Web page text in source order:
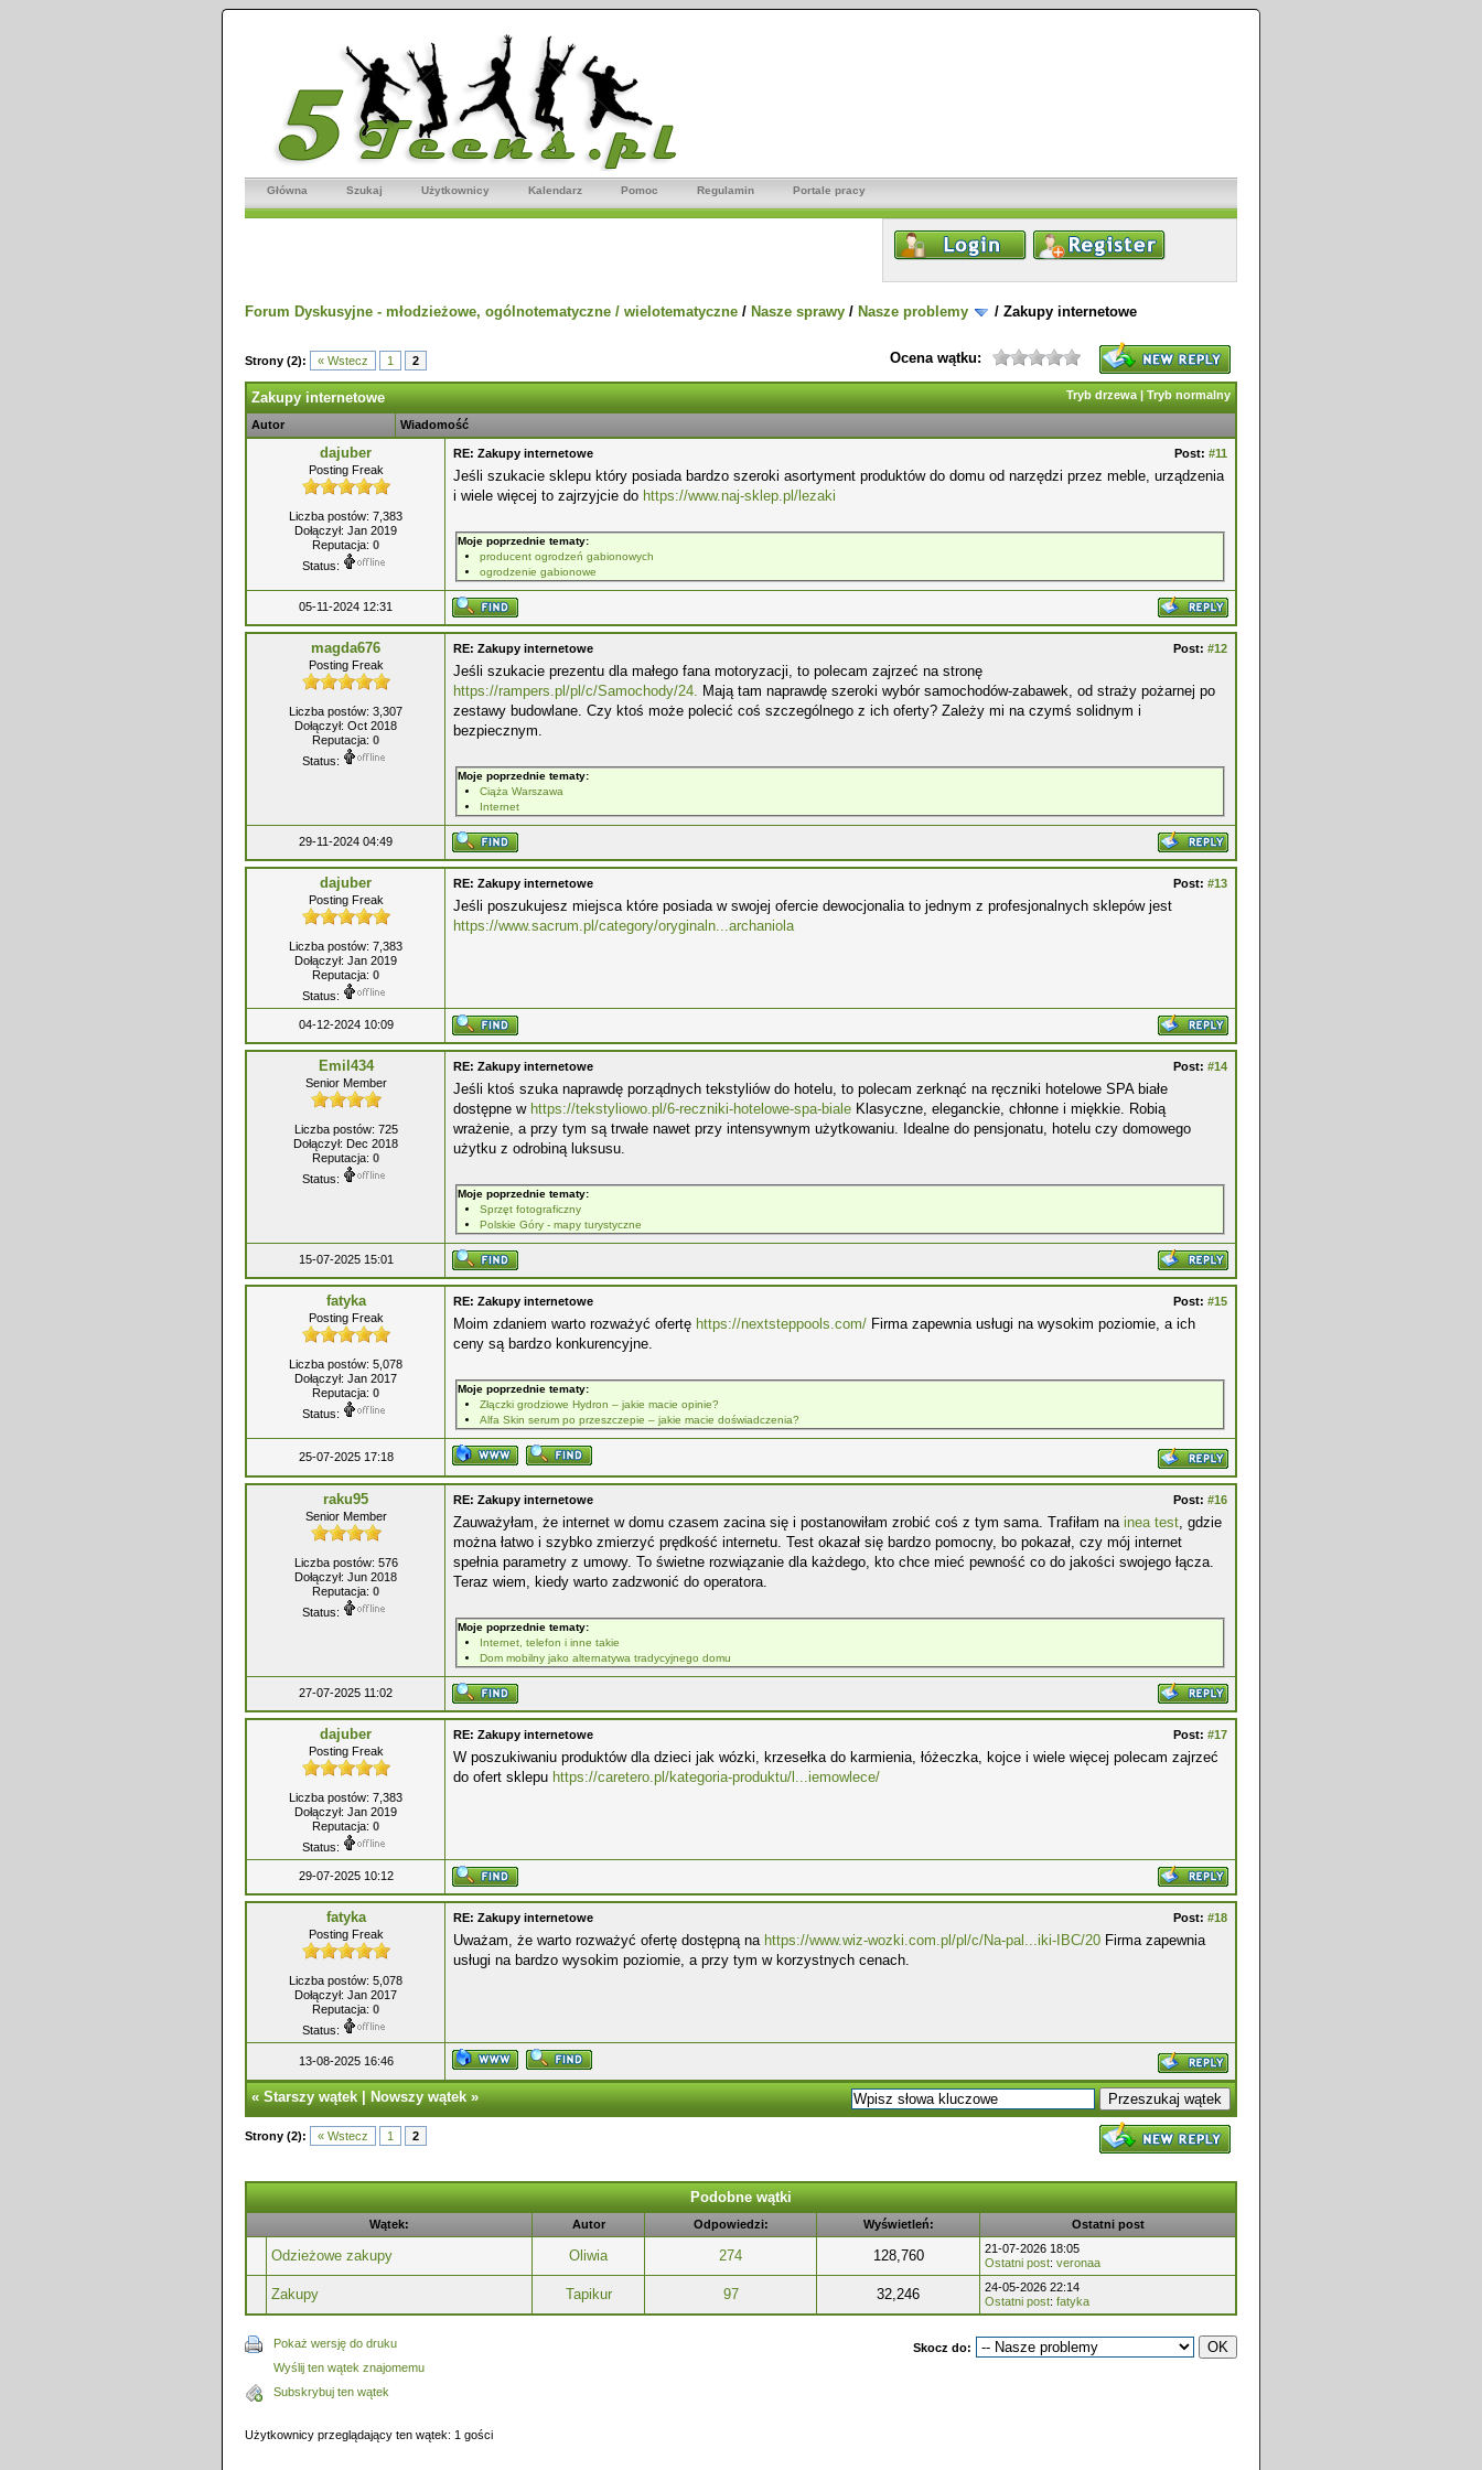
Główna Szukaj Użytkownicy Kalendarz Pomoc Regulamin Portale pracy
Forum Dyskusyjne - młodzieżowe, ogólnotematyczne / wielotematyczne / Nasze sprawy / Nasze problemy / Zakupy internetowe
Strony (2): « Wstecz 1 2 Ocena wątku:
Tryb drzewa | Tryb normalny
Zakupy internetowe
Autor Wiadomość
dajuber
Posting Freak
Liczba postów: 7,383
Dołączył: Jan 2019
Reputacja: 0
Status:
Post: #11
RE: Zakupy internetowe
Jeśli szukacie sklepu który posiada bardzo szeroki asortyment produktów do domu od narzędzi przez meble, urządzenia
i wiele więcej to zajrzyjcie do https://www.naj-sklep.pl/lezaki
Moje poprzednie tematy:
producent ogrodzeń gabionowych
ogrodzenie gabionowe
05-11-2024 12:31
magda676
Posting Freak
Liczba postów: 3,307
Dołączył: Oct 2018
Reputacja: 0
Status:
Post: #12
RE: Zakupy internetowe
Jeśli szukacie prezentu dla małego fana motoryzacji, to polecam zajrzeć na stronę
https://rampers.pl/pl/c/Samochody/24. Mają tam naprawdę szeroki wybór samochodów-zabawek, od straży pożarnej po
zestawy budowlane. Czy ktoś może polecić coś szczególnego z ich oferty? Zależy mi na czymś solidnym i
bezpiecznym.
Moje poprzednie tematy:
Ciąża Warszawa
Internet
29-11-2024 04:49
dajuber
Posting Freak
Liczba postów: 7,383
Dołączył: Jan 2019
Reputacja: 0
Status:
Post: #13
RE: Zakupy internetowe
Jeśli poszukujesz miejsca które posiada w swojej ofercie dewocjonalia to jednym z profesjonalnych sklepów jest
https://www.sacrum.pl/category/oryginaln...archaniola
04-12-2024 10:09
Emil434
Senior Member
Liczba postów: 725
Dołączył: Dec 2018
Reputacja: 0
Status:
Post: #14
RE: Zakupy internetowe
Jeśli ktoś szuka naprawdę porządnych tekstyliów do hotelu, to polecam zerknąć na ręczniki hotelowe SPA białe
dostępne w https://tekstyliowo.pl/6-reczniki-hotelowe-spa-biale Klasyczne, eleganckie, chłonne i miękkie. Robią
wrażenie, a przy tym są trwałe nawet przy intensywnym użytkowaniu. Idealne do pensjonatu, hotelu czy domowego
użytku z odrobiną luksusu.
Moje poprzednie tematy:
Sprzęt fotograficzny
Polskie Góry - mapy turystyczne
15-07-2025 15:01
fatyka
Posting Freak
Liczba postów: 5,078
Dołączył: Jan 2017
Reputacja: 0
Status:
Post: #15
RE: Zakupy internetowe
Moim zdaniem warto rozważyć ofertę https://nextsteppools.com/ Firma zapewnia usługi na wysokim poziomie, a ich
ceny są bardzo konkurencyjne.
Moje poprzednie tematy:
Złączki grodziowe Hydron – jakie macie opinie?
Alfa Skin serum po przeszczepie – jakie macie doświadczenia?
25-07-2025 17:18
raku95
Senior Member
Liczba postów: 576
Dołączył: Jun 2018
Reputacja: 0
Status:
Post: #16
RE: Zakupy internetowe
Zauważyłam, że internet w domu czasem zacina się i postanowiłam zrobić coś z tym sama. Trafiłam na inea test, gdzie
można łatwo i szybko zmierzyć prędkość internetu. Test okazał się bardzo pomocny, bo pokazał, czy mój internet
spełnia parametry z umowy. To świetne rozwiązanie dla każdego, kto chce mieć pewność co do jakości swojego łącza.
Teraz wiem, kiedy warto zadzwonić do operatora.
Moje poprzednie tematy:
Internet, telefon i inne takie
Dom mobilny jako alternatywa tradycyjnego domu
27-07-2025 11:02
dajuber
Posting Freak
Liczba postów: 7,383
Dołączył: Jan 2019
Reputacja: 0
Status:
Post: #17
RE: Zakupy internetowe
W poszukiwaniu produktów dla dzieci jak wózki, krzesełka do karmienia, łóżeczka, kojce i wiele więcej polecam zajrzeć
do ofert sklepu https://caretero.pl/kategoria-produktu/l...iemowlece/
29-07-2025 10:12
fatyka
Posting Freak
Liczba postów: 5,078
Dołączył: Jan 2017
Reputacja: 0
Status:
Post: #18
RE: Zakupy internetowe
Uważam, że warto rozważyć ofertę dostępną na https://www.wiz-wozki.com.pl/pl/c/Na-pal...iki-IBC/20 Firma zapewnia
usługi na bardzo wysokim poziomie, a przy tym w korzystnych cenach.
13-08-2025 16:46
«Starszy wątek|Nowszy wątek»
Strony (2): « Wstecz 1 2
Podobne wątki
Wątek: Autor Odpowiedzi: Wyświetleń: Ostatni post
Odzieżowe zakupy Oliwia 274 128,760
21-07-2026 18:05
Ostatni post: veronaa
Zakupy Tapikur 97 32,246
24-05-2026 22:14
Ostatni post: fatyka
Pokaż wersję do druku
Wyślij ten wątek znajomemu
Subskrybuj ten wątek
Skocz do:
Użytkownicy przeglądający ten wątek: 1 gości